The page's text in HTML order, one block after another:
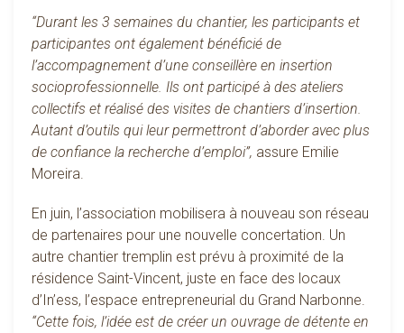
“Durant les 3 semaines du chantier, les participants et
participantes ont également bénéficié de
l’accompagnement d’une conseillère en insertion
socioprofessionnelle. Ils ont participé à des ateliers
collectifs et réalisé des visites de chantiers d’insertion.
Autant d’outils qui leur permettront d’aborder avec plus
de confiance la recherche d’emploi”, assure Emilie
Moreira.
En juin, l’association mobilisera à nouveau son réseau
de partenaires pour une nouvelle concertation. Un
autre chantier tremplin est prévu à proximité de la
résidence Saint-Vincent, juste en face des locaux
d’In’ess, l’espace entrepreneurial du Grand Narbonne.
“Cette fois, l’idée est de créer un ouvrage de détente en